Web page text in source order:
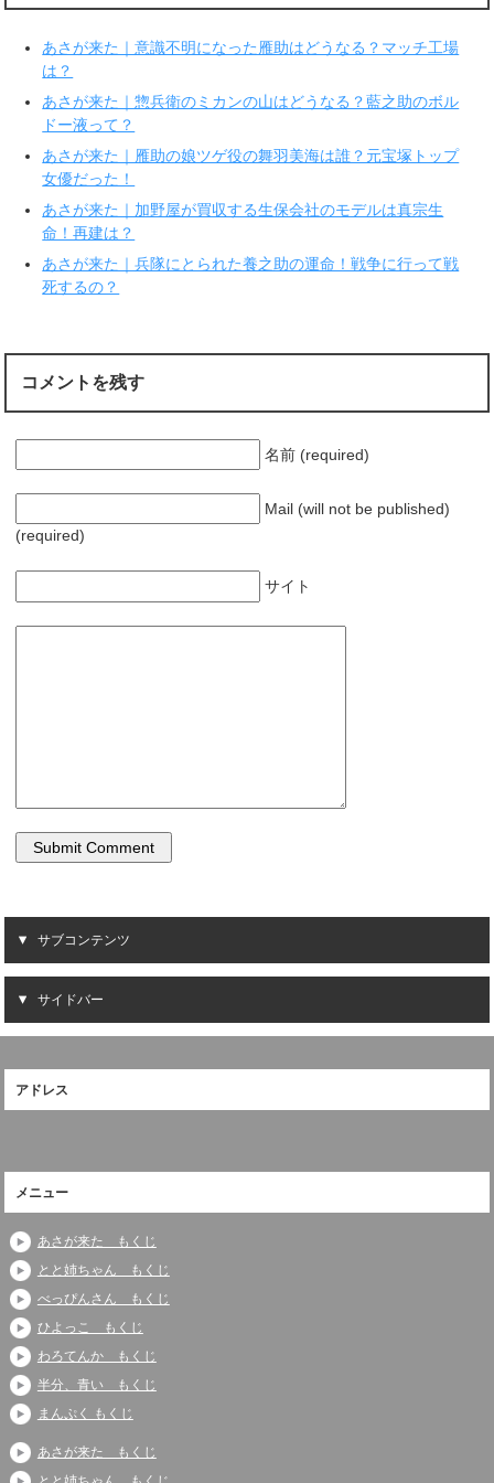
有
新
し
い
ウ
ン
ド
ウ
開
き
ま
)
ク
ッ
ク
く
だ
さ
い
新
し
い
ィ
ン
ド
で
開
き
あさが来た｜意識不明になった雁助はどうなる？マッチ工場
は？
あさが来た｜惣兵衛のミカンの山はどうなる？藍之助のボル
ドー液って？
あさが来た｜雁助の娘ツゲ役の舞羽美海は誰？元宝塚トップ
女優だった！
あさが来た｜加野屋が買収する生保会社のモデルは真宗生
命！再建は？
あさが来た｜兵隊にとられた養之助の運命！戦争に行って戦
死するの？
コメントを残す
名前 (required)
Mail (will not be published)
(required)
サイト
サブコンテンツ
サイドバー
アドレス
メニュー
あさが来た もくじ
とと姉ちゃん もくじ
べっぴんさん もくじ
ひよっこ もくじ
わろてんか もくじ
半分、青い もくじ
まんぷく もくじ
あさが来た もくじ